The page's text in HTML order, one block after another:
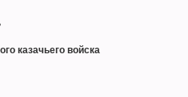
казачьего войска